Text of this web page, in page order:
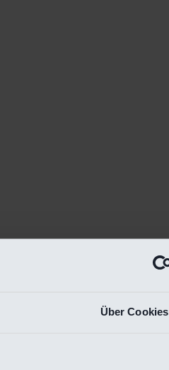
Über Cookies